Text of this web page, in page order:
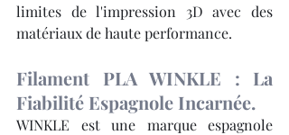
limites de l'impression 3D avec des
matériaux de haute performance.
Filament PLA WINKLE : La
Fiabilité Espagnole Incarnée.
WINKLE est une marque espagnole